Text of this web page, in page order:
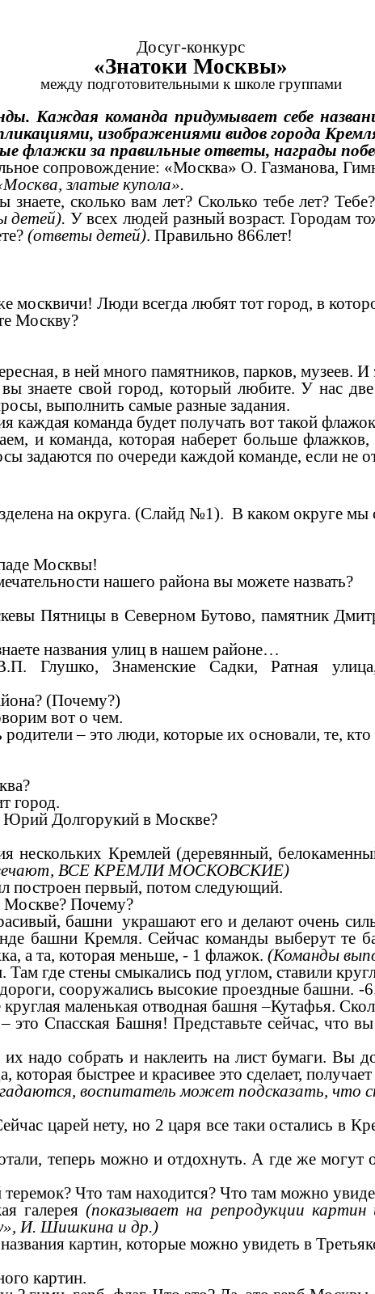
Досуг-конкурс
«Знатоки Москвы»
между подготовительными к школе группами
Каждая команда придумывает себе
изображениями видов города
за правильные ответы, награды
сопровождение: «Москва» О. Газманова,
златые купола».
сколько вам лет? Сколько тебе лет?
детей). У всех людей разный возраст. Городам
(ответы детей). Правильно 866лет!
Люди всегда любят тот город, в
Москву?
в ней много памятников, парков, музеев. И
свой город, который любите. У нас две
выполнить самые разные задания.
команда будет получать вот такой
команда, которая наберет больше флажков,
задаются по очереди каждой команде, если не
на округа. (Слайд №1). В каком округе мы
Москвы!
нашего района вы можете назвать?
в Северном Бутово, памятник
названия улиц в нашем районе…
В.П. Глушко, Знаменские Садки, Ратная
(Почему?)
вот о чем.
– это люди, которые их основали, те, кто
город.
Долгорукий в Москве?
Кремлей (деревянный,
ВСЕ КРЕМЛИ МОСКОВСКИЕ)
построен первый, потом следующий.
Почему?
башни украшают его и делают очень
башни Кремля. Сейчас команды выберут те
а та, которая меньше, - 1 флажок. (Команды
где стены смыкались под углом, ставили
сооружались высокие проездные башни.
маленькая отводная башня –Кутафья.
Башня! Представьте сейчас, что вы
собрать и наклеить на лист бумаги. Вы
которая быстрее и красивее это сделает,
воспитатель может подсказать,
царей нету, но 2 царя все таки остались в
можно и отдохнуть. А где же могут
Что там находится? Что там можно
галерея(показывает на репродукции
И. Шишкина и др.)
картин, которые можно увидеть в
картин.